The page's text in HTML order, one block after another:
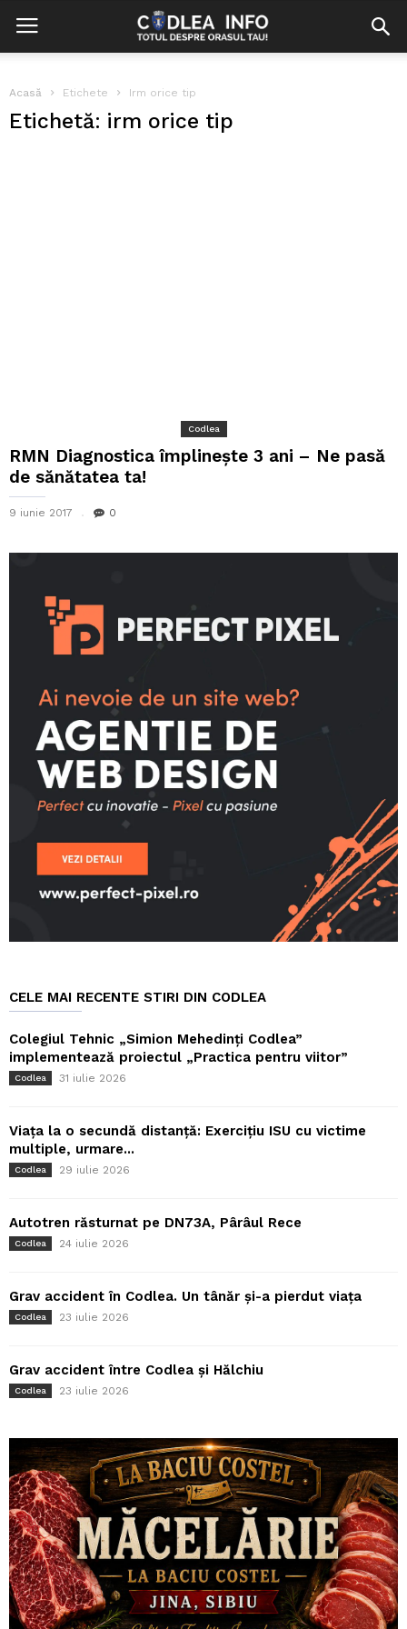
Acasă Etichete Irm orice tip
Etichetă: irm orice tip
Codlea
RMN Diagnostica împlinește 3 ani – Ne pasă
de sănătatea ta!
9 iunie 2017 0
CELE MAI RECENTE STIRI DIN CODLEA
Colegiul Tehnic „Simion Mehedinți Codlea”
implementează proiectul „Practica pentru viitor”
Codlea 31 iulie 2026
Viața la o secundă distanță: Exercițiu ISU cu victime
multiple, urmare...
Codlea 29 iulie 2026
Autotren răsturnat pe DN73A, Pârâul Rece
Codlea 24 iulie 2026
Grav accident în Codlea. Un tânăr și-a pierdut viața
Codlea 23 iulie 2026
Grav accident între Codlea și Hălchiu
Codlea 23 iulie 2026